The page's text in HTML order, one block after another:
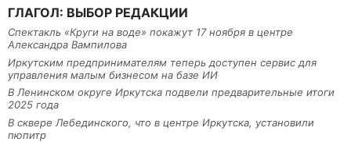
ГЛАГОЛ: ВЫБОР РЕДАКЦИИ
Спектакль «Круги на воде» покажут 17 ноября в центре
Александра Вампилова
Иркутским предпринимателям теперь доступен сервис для
управления малым бизнесом на базе ИИ
В Ленинском округе Иркутска подвели предварительные итоги
2025 года
В сквере Лебединского, что в центре Иркутска, установили
пюпитр